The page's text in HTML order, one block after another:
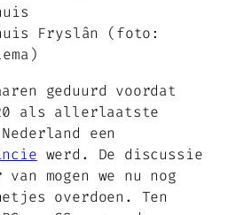
Fryslân (foto:
geduurd voordat
als allerlaatste
een
werd. De discussie
mogen we nu nog
overdoen. Ten